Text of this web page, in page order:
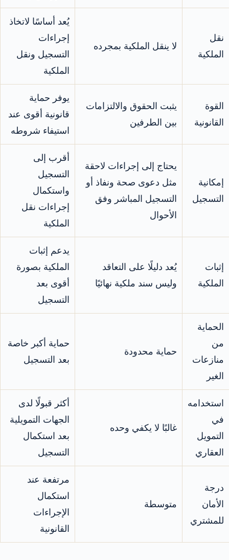
نقل
الملكية
لا ينقل الملكية بمجرده
يُعد أساسًا لاتخاذ
إجراءات
التسجيل ونقل
الملكية
القوة
القانونية
يثبت الحقوق والالتزامات
بين الطرفين
يوفر حماية
قانونية أقوى عند
استيفاء شروطه
إمكانية
التسجيل
يحتاج إلى إجراءات لاحقة
مثل دعوى صحة ونفاذ أو
التسجيل المباشر وفق
الأحوال
أقرب إلى
التسجيل
واستكمال
إجراءات نقل
الملكية
إثبات
الملكية
يُعد دليلًا على التعاقد
وليس سند ملكية نهائيًا
يدعم إثبات
الملكية بصورة
أقوى بعد
التسجيل
الحماية
من
منازعات
الغير
حماية محدودة
حماية أكبر خاصة
بعد التسجيل
استخدامه
في
التمويل
العقاري
غالبًا لا يكفي وحده
أكثر قبولًا لدى
الجهات التمويلية
بعد استكمال
التسجيل
درجة
الأمان
للمشتري
متوسطة
مرتفعة عند
استكمال
الإجراءات
القانونية